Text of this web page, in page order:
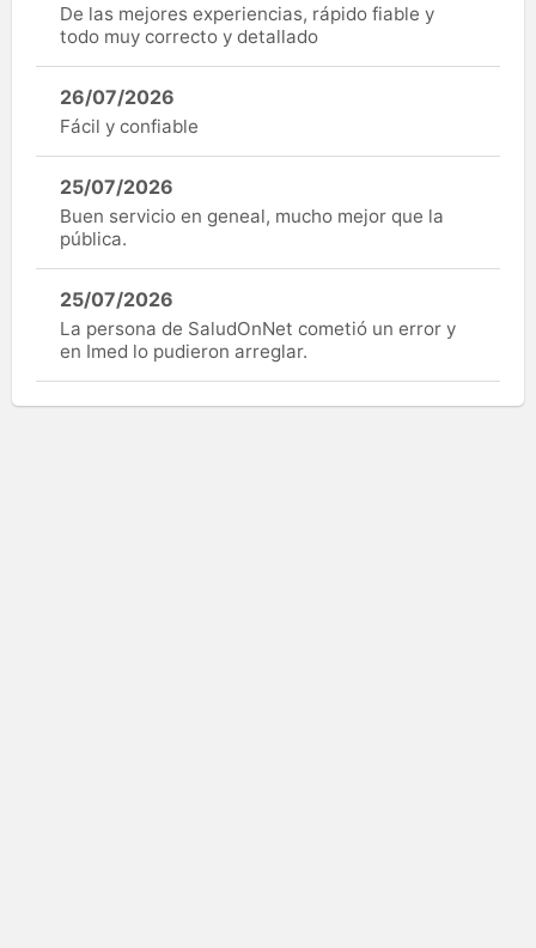
De las mejores experiencias, rápido fiable y
todo muy correcto y detallado
26/07/2026
Fácil y confiable
25/07/2026
Buen servicio en geneal, mucho mejor que la
pública.
25/07/2026
La persona de SaludOnNet cometió un error y
en Imed lo pudieron arreglar.